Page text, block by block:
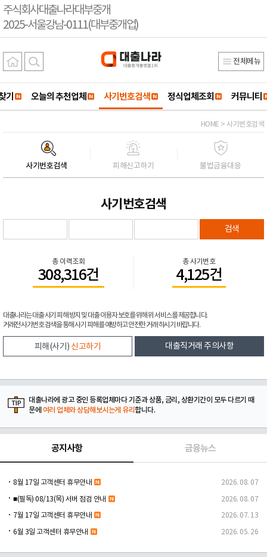
주식회사대출나라대부중개
2025-서울강남-0111(대부중개업)
전체메뉴
기 오늘의 추천업체 사기번호검색 정식업체조회 커뮤니티
HOME > 사기번호검색
사기번호검색 피해신고하기 불법금융대응
사기번호검색
검색
총 이력조회
308,316건
총 사기번호
4,125건
대출나라는 대출 사기 피해 방지 및 대출 이용자 보호를 위해 위 서비스를 제공합니다.
거래전 사기번호 검색을 통해 사기 피해를 예방하고 안전한 거래 하시기 바랍니다.
피해(사기) 신고하기 대출직거래 주의사항
대출나라에 광고 중인 등록업체마다 기준과 상품, 금리, 상환기간이 모두 다르기 때
문에 여러 업체와 상담해보시는게 유리합니다.
공지사항 금융뉴스
8월 17일 고객센터 휴무안내 2026. 08. 07
■(필독) 08/13(목) 서버 점검 안내 2026. 08. 07
7월 17일 고객센터 휴무안내 2026. 07. 13
6월 3일 고객센터 휴무안내 2026. 05. 26